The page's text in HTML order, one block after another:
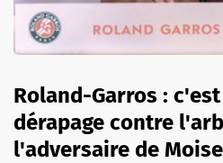
Roland-Garros :
dérapage contre
l'adversaire de